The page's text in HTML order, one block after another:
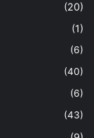
(20)
(1)
(6)
(40)
(6)
(43)